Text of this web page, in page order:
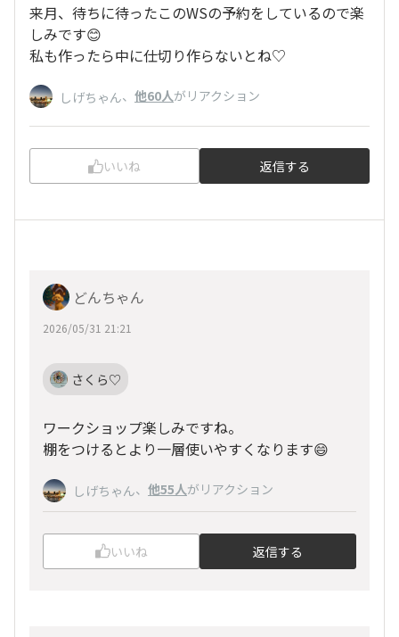
来月、待ちに待ったこのWSの予約をしているので楽
しみです😊
私も作ったら中に仕切り作らないとね♡
しげちゃん、 他60人がリアクション
いいね 返信する
どんちゃん
2026/05/31 21:21
さくら♡
ワークショップ楽しみですね。
棚をつけるとより一層使いやすくなります😄
しげちゃん、 他55人がリアクション
いいね 返信する